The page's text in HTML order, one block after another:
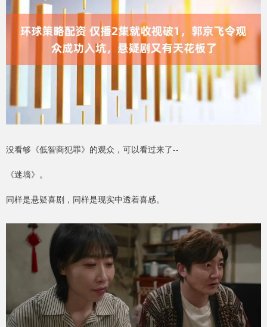
没看够《低智商犯罪》的观众，可以看过来了--
《迷墙》。
同样是悬疑喜剧，同样是现实中透着喜感。